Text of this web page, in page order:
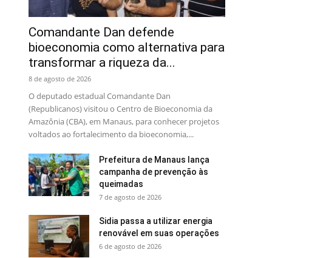
Comandante Dan defende
bioeconomia como alternativa para
transformar a riqueza da...
8 de agosto de 2026
O deputado estadual Comandante Dan
(Republicanos) visitou o Centro de Bioeconomia da
Amazônia (CBA), em Manaus, para conhecer projetos
voltados ao fortalecimento da bioeconomia,...
Prefeitura de Manaus lança
campanha de prevenção às
queimadas
7 de agosto de 2026
Sidia passa a utilizar energia
renovável em suas operações
6 de agosto de 2026